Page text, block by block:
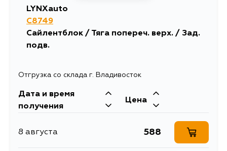
LYNXauto
C8749
Сайлентблок / Тяга попереч. верх. / Зад.
подв.
Отгрузка со склада г. Владивосток
Дата и время
получения
Цена
8 августа 588